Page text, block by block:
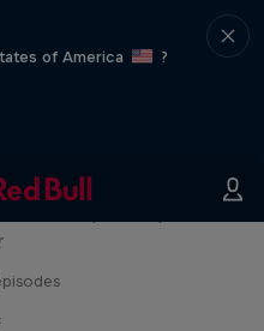
of America
?